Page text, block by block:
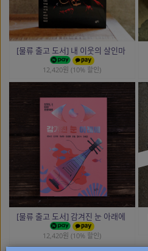
[물류 출고 도서] 내 이웃의 살인마
12,420원 (10% 할인)
[물류 출고 도서] 감겨진 눈 아래에
12,420원 (10% 할인)